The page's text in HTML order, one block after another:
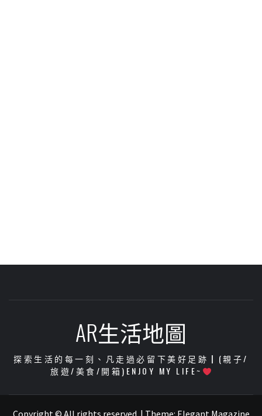
AR生活地圖
探索生活的每一刻、凡走過必留下美好足跡┃(親子/
旅遊/美食/開箱)ENJOY MY LIFE~